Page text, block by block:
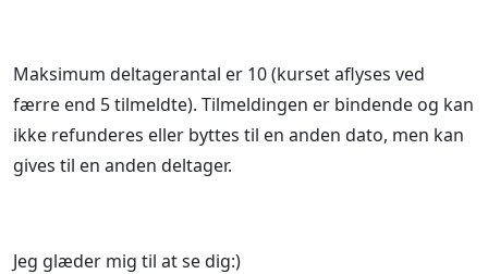
Maksimum deltagerantal er 10 (kurset aflyses ved
færre end 5 tilmeldte). Tilmeldingen er bindende og kan
ikke refunderes eller byttes til en anden dato, men kan
gives til en anden deltager.
Jeg glæder mig til at se dig:)